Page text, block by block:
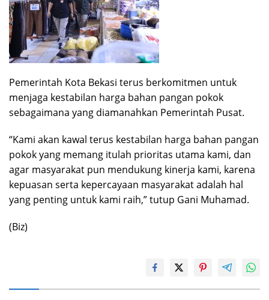
Pemerintah Kota Bekasi terus berkomitmen untuk
menjaga kestabilan harga bahan pangan pokok
sebagaimana yang diamanahkan Pemerintah Pusat.
“Kami akan kawal terus kestabilan harga bahan pangan
pokok yang memang itulah prioritas utama kami, dan
agar masyarakat pun mendukung kinerja kami, karena
kepuasan serta kepercayaan masyarakat adalah hal
yang penting untuk kami raih,” tutup Gani Muhamad.
(Biz)